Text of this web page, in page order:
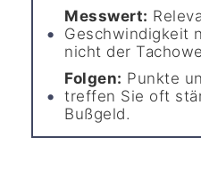
Messwert:
Geschwindigkeit
nicht der
Folgen: Punkte
treffen Sie oft
Bußgeld.